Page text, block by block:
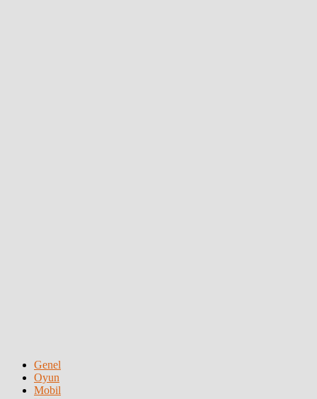
Genel
Oyun
Mobil